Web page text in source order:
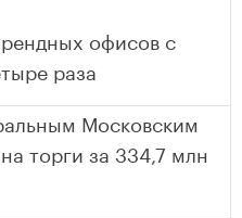
офисов с
раза
Московским
торги за 334,7 млн